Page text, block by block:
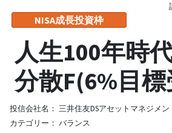
NISA成長投資枠
人生100年時
分散F(6%目
投信会社名： 三井住友DSアセットマネジメン
カテゴリー： バランス